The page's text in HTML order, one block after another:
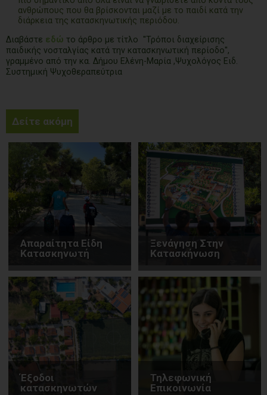
ανθρώπους που θα βρίσκονται μαζί με το παιδί κατά την
διάρκεια της κατασκηνωτικής περιόδου.
Διαβάστε εδώ το άρθρο με τίτλο ''Τρόποι διαχείρισης
παιδικής νοσταλγίας κατά την κατασκηνωτική περίοδο'',
γραμμένο από την κα. Δήμου Ελένη-Μαρία ,Ψυχολόγος Ειδ.
Συστημική Ψυχοθεραπεύτρια
Δείτε ακόμη
Απαραίτητα Είδη
Κατασκηνωτή
Ξενάγηση Στην
Κατασκήνωση
Έξοδοι
κατασκηνωτών
Τηλεφωνική
Επικοινωνία